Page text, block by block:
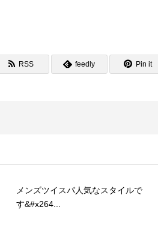
RSS feedly Pin it
メンズツイスパ人気なスタイルで
す‍&#x264...